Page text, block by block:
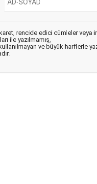
rencide edici cümleler veya
ile yazılmamış,
ve büyük harflerle